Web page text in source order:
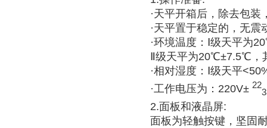
·天平开箱后，除去包
·天平置于稳定的，无
·环境温度：Ⅰ级天平为
Ⅱ级天平为20℃±7.5℃
·相对湿度：Ⅰ级天平
·工作电压为：220V± 22
2.面板和液晶屏:
面板为轻触按键，坚固